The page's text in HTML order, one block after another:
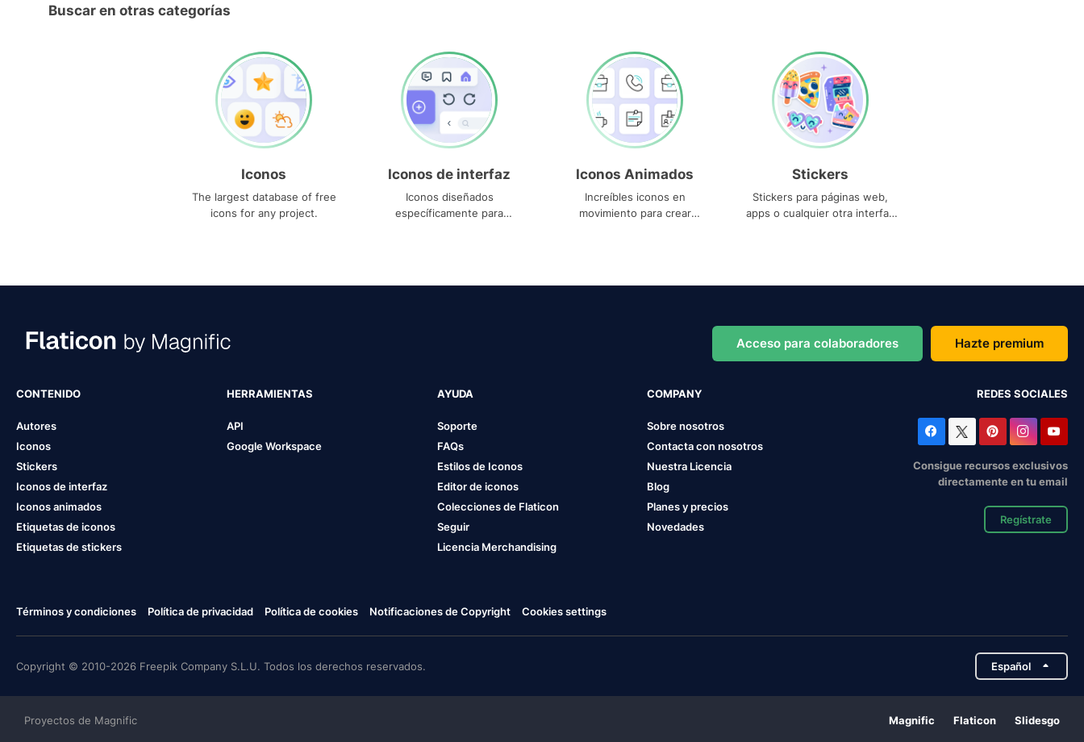
Buscar en otras categorías
Iconos
The largest database of free
icons for any project.
Iconos de interfaz
Iconos diseñados
específicamente para
Iconos Animados
Increíbles iconos en
movimiento para crear
Stickers
Stickers para páginas web,
apps o cualquier otra interfaz
Acceso para colaboradores Hazte premium
CONTENIDO
Autores
Iconos
Stickers
Iconos de interfaz
Iconos animados
Etiquetas de iconos
Etiquetas de stickers
HERRAMIENTAS
API
Google Workspace
AYUDA
Soporte
FAQs
Estilos de Iconos
Editor de iconos
Colecciones de Flaticon
Seguir
Licencia Merchandising
COMPANY
Sobre nosotros
Contacta con nosotros
Nuestra Licencia
Blog
Planes y precios
Novedades
REDES SOCIALES
Consigue recursos exclusivos
directamente en tu email
Regístrate
Términos y condiciones Política de privacidad Política de cookies Notificaciones de Copyright Cookies settings
Copyright © 2010-2026 Freepik Company S.L.U. Todos los derechos reservados. Español
Proyectos de Magnific Magnific Flaticon Slidesgo